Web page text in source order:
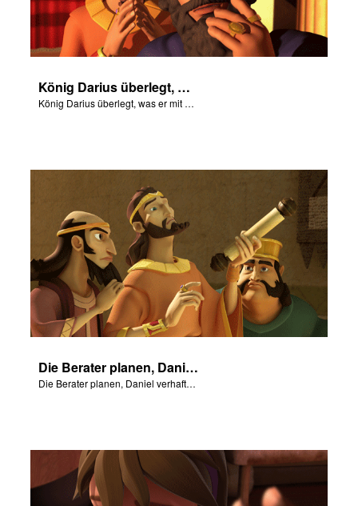
König Darius überlegt, was er mit Daniel machen soll.
König Darius überlegt, was er mit Daniel machen soll.
Die Berater planen, Daniel verhaften zu lassen.
Die Berater planen, Daniel verhaften zu lassen.